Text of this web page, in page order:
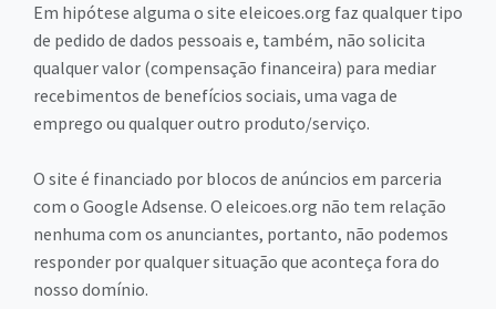
Em hipótese alguma o site eleicoes.org faz qualquer tipo
de pedido de dados pessoais e, também, não solicita
qualquer valor (compensação financeira) para mediar
recebimentos de benefícios sociais, uma vaga de
emprego ou qualquer outro produto/serviço.
O site é financiado por blocos de anúncios em parceria
com o Google Adsense. O eleicoes.org não tem relação
nenhuma com os anunciantes, portanto, não podemos
responder por qualquer situação que aconteça fora do
nosso domínio.